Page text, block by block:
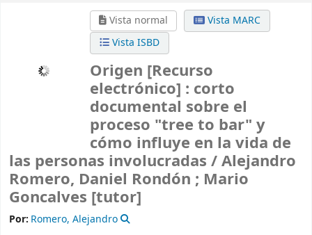
Vista normal
Vista MARC
Vista ISBD
Origen [Recurso
electrónico] : corto
documental sobre el
proceso "tree to bar" y
cómo influye en la vida de
las personas involucradas /Alejandro
Romero, Daniel Rondón ; Mario
Goncalves [tutor]
Por: Romero, Alejandro